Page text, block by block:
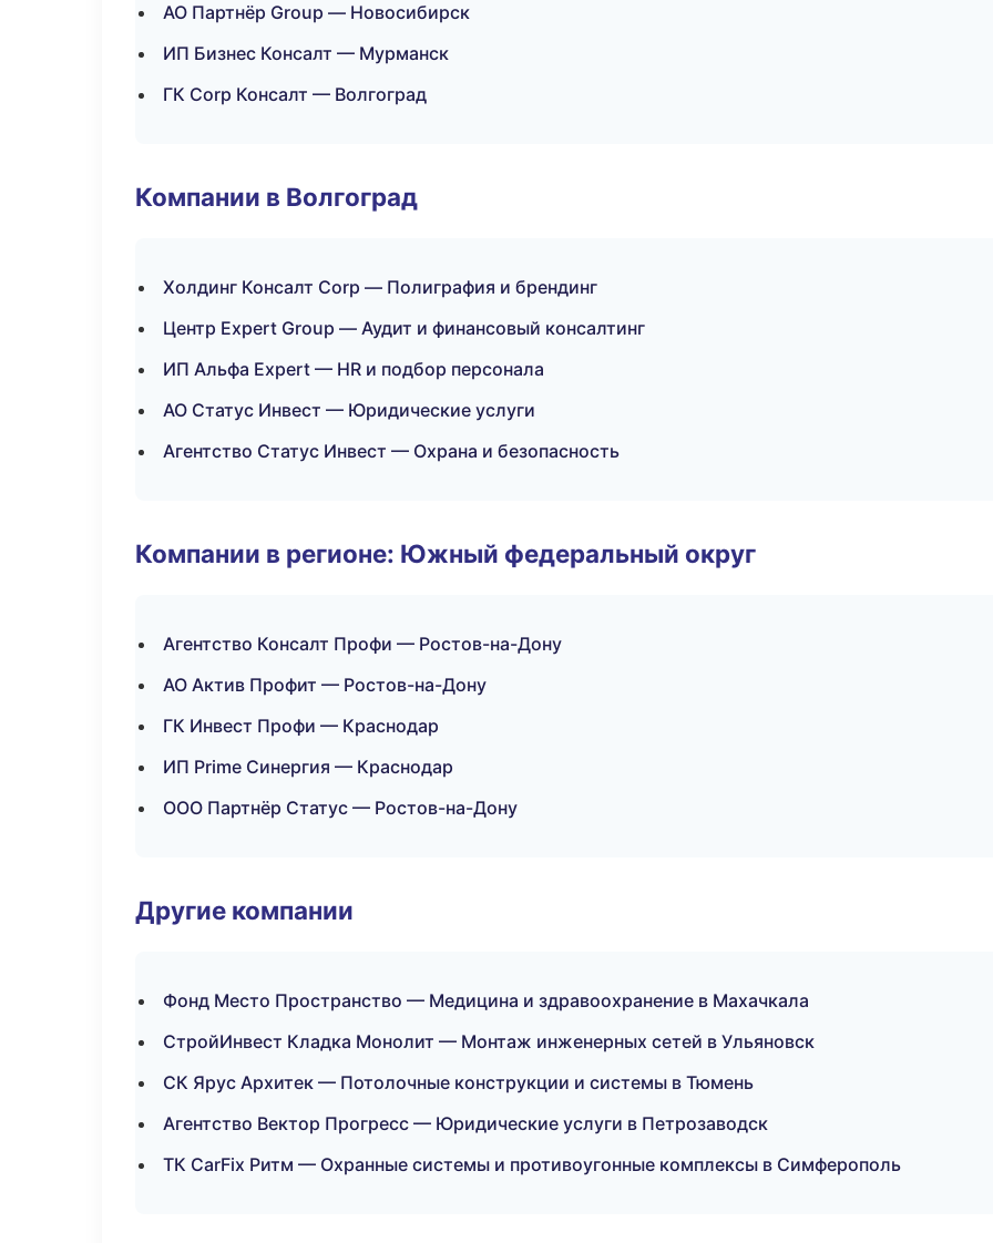
АО Партнёр Group — Новосибирск
ИП Бизнес Консалт — Мурманск
ГК Corp Консалт — Волгоград
Компании в Волгоград
Холдинг Консалт Corp — Полиграфия и брендинг
Центр Expert Group — Аудит и финансовый консалтинг
ИП Альфа Expert — HR и подбор персонала
АО Статус Инвест — Юридические услуги
Агентство Статус Инвест — Охрана и безопасность
Компании в регионе: Южный федеральный округ
Агентство Консалт Профи — Ростов-на-Дону
АО Актив Профит — Ростов-на-Дону
ГК Инвест Профи — Краснодар
ИП Prime Синергия — Краснодар
ООО Партнёр Статус — Ростов-на-Дону
Другие компании
Фонд Место Пространство — Медицина и здравоохранение в Махачкала
СтройИнвест Кладка Монолит — Монтаж инженерных сетей в Ульяновск
СК Ярус Архитек — Потолочные конструкции и системы в Тюмень
Агентство Вектор Прогресс — Юридические услуги в Петрозаводск
ТК CarFix Ритм — Охранные системы и противоугонные комплексы в Симферополь